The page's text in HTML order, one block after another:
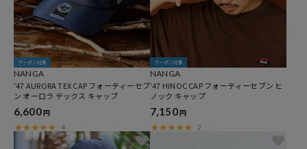
クーポン対象
NANGA
'47 AURORA TEX CAP フォーティーセブ
ン オーロラ テックス キャップ
6,600円
4
クーポン対象
NANGA
'47 HINOC CAP フォーティーセブン ヒ
ノック キャップ
7,150円
2